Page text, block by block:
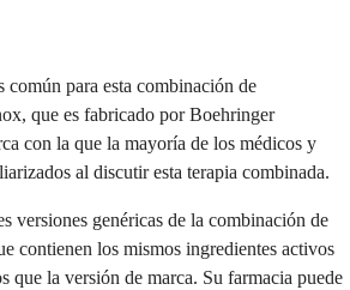
común para esta combinación de
que es fabricado por Boehringer
con la que la mayoría de los médicos y
al discutir esta terapia combinada.
versiones genéricas de la combinación de
contienen los mismos ingredientes activos
que la versión de marca. Su farmacia puede